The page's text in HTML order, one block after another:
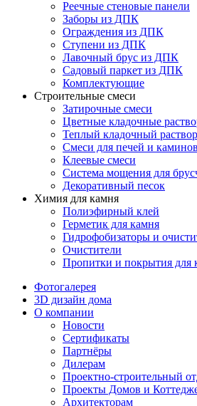
Реечные стеновые панели
Заборы из ДПК
Ограждения из ДПК
Ступени из ДПК
Лавочный брус из ДПК
Садовый паркет из ДПК
Комплектующие
Строительные смеси
Затирочные смеси
Цветные кладочные
Теплый кладочный раствор
Смеси для печей и каминов
Клеевые смеси
Система мощения для
Декоративный песок
Химия для камня
Полиэфирный клей
Герметик для камня
Гидрофобизаторы и
Очистители
Пропитки и покрытия для
Фотогалерея
3D дизайн дома
О компании
Новости
Сертификаты
Партнёры
Дилерам
Проектно-строительный
Проекты Домов и
Архитекторам